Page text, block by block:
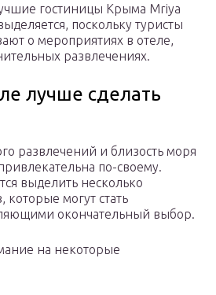
гостиницы Крыма Mriya
поскольку туристы
о мероприятиях в отеле,
развлечениях.
лучше сделать
развлечений и близость моря
по-своему.
выделить несколько
могут стать
окончательный выбор.
на некоторые